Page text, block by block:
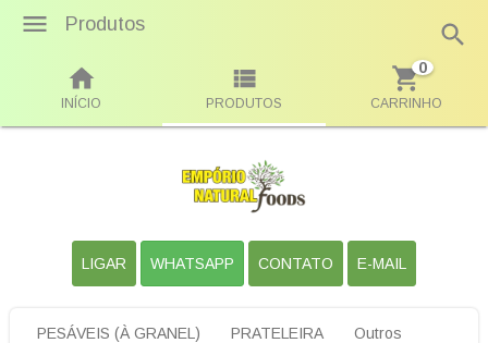
Produtos
INÍCIO PRODUTOS CARRINHO
0
LIGAR WHATSAPP CONTATO E-MAIL
PESÁVEIS (À GRANEL) PRATELEIRA Outros